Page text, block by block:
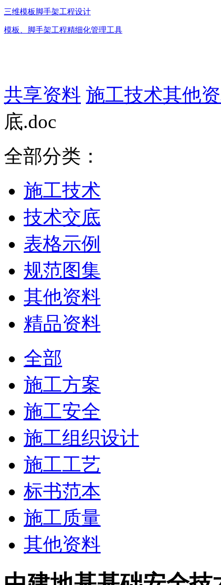
三维模板脚手架工程设计
模板、脚手架工程精细化管理工具
共享资料 施工技术其他
底.doc
全部分类：
施工技术
技术交底
表格示例
规范图集
其他资料
精品资料
全部
施工方案
施工安全
施工组织设计
施工工艺
标书范本
施工质量
其他资料